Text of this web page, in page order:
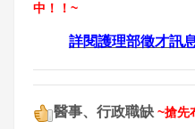
中！！~
詳閱護理部徵才訊
醫事、行政職缺 ~搶先